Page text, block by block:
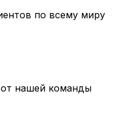
по всему миру
нашей команды